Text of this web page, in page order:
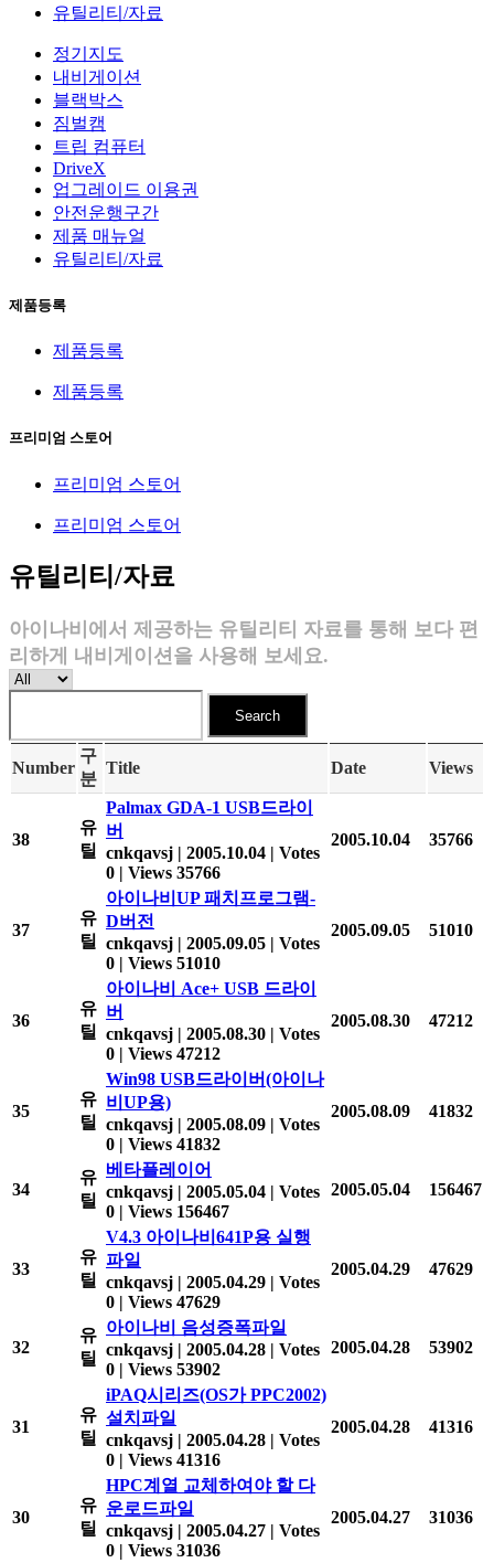
유틸리티/자료
정기지도
내비게이션
블랙박스
짐벌캠
트립 컴퓨터
DriveX
업그레이드 이용권
안전운행구간
제품 매뉴얼
유틸리티/자료
제품등록
제품등록
제품등록
프리미엄 스토어
프리미엄 스토어
프리미엄 스토어
유틸리티/자료
아이나비에서 제공하는 유틸리티 자료를 통해 보다 편
리하게 내비게이션을 사용해 보세요.
Search
Number
구
분
Title Date Views
38
유
틸
Palmax GDA-1 USB드라이
버
cnkqavsj | 2005.10.04 | Votes
0 | Views 35766
2005.10.04 35766
37
유
틸
아이나비UP 패치프로그램-
D버전
cnkqavsj | 2005.09.05 | Votes
0 | Views 51010
2005.09.05 51010
36
유
틸
아이나비 Ace+ USB 드라이
버
cnkqavsj | 2005.08.30 | Votes
0 | Views 47212
2005.08.30 47212
35
유
틸
Win98 USB드라이버(아이나
비UP용)
cnkqavsj | 2005.08.09 | Votes
0 | Views 41832
2005.08.09 41832
34
유
틸
베타플레이어
cnkqavsj | 2005.05.04 | Votes
0 | Views 156467
2005.05.04 156467
33
유
틸
V4.3 아이나비641P용 실행
파일
cnkqavsj | 2005.04.29 | Votes
0 | Views 47629
2005.04.29 47629
32
유
틸
아이나비 음성증폭파일
cnkqavsj | 2005.04.28 | Votes
0 | Views 53902
2005.04.28 53902
31
유
틸
iPAQ시리즈(OS가 PPC2002)
설치파일
cnkqavsj | 2005.04.28 | Votes
0 | Views 41316
2005.04.28 41316
30
유
틸
HPC계열 교체하여야 할 다
운로드파일
cnkqavsj | 2005.04.27 | Votes
0 | Views 31036
2005.04.27 31036